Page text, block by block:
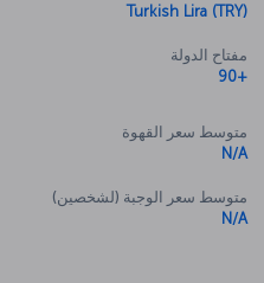
Turkish Lira (TRY)
مفتاح الدولة
+90
متوسط سعر القهوة
N/A
متوسط سعر الوجبة (لشخصين)
N/A